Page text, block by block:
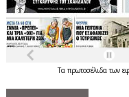
Τα πρωτοσέλιδατων